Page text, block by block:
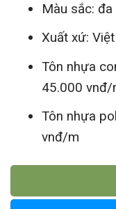
Màu sắc: đa
Xuất xứ:
Tôn nhựa
45.000 vnđ/
Tôn nhựa
vnđ/m